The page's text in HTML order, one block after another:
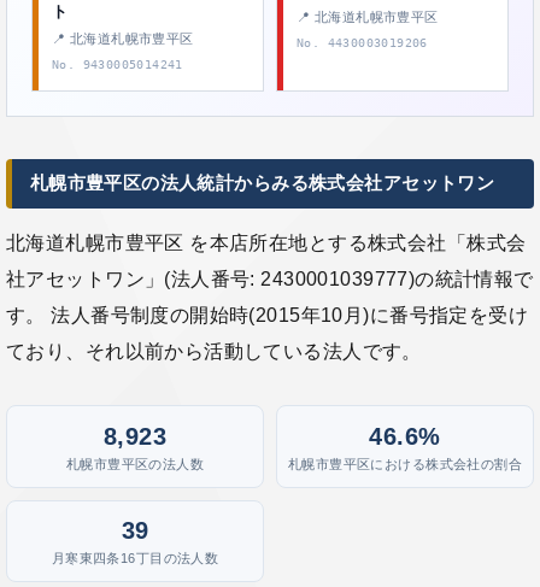
ト
📍 北海道札幌市豊平区
No. 9430005014241
📍 北海道札幌市豊平区
No. 4430003019206
札幌市豊平区の法人統計からみる株式会社アセットワン
北海道札幌市豊平区 を本店所在地とする株式会社「株式会
社アセットワン」(法人番号: 2430001039777)の統計情報で
す。 法人番号制度の開始時(2015年10月)に番号指定を受け
ており、それ以前から活動している法人です。
8,923
札幌市豊平区の法人数
46.6%
札幌市豊平区における株式会社の割合
39
月寒東四条16丁目の法人数